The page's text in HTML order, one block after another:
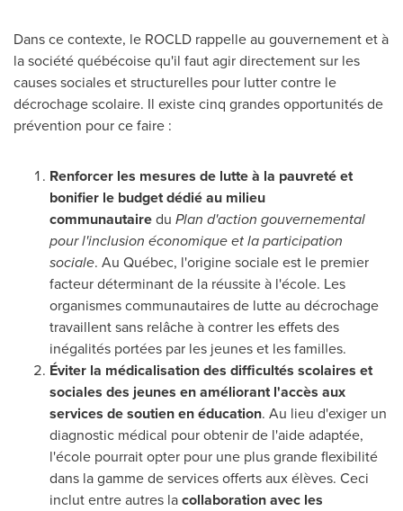
Dans ce contexte, le ROCLD rappelle au gouvernement et à
la société québécoise qu'il faut agir directement sur les
causes sociales et structurelles pour lutter contre le
décrochage scolaire. Il existe cinq grandes opportunités de
prévention pour ce faire :
Renforcer les mesures de lutte à la pauvreté et
bonifier le budget dédié au milieu
communautairedu Plan d'action gouvernemental
pour l'inclusion économique et la participation
sociale. Au Québec, l'origine sociale est le premier
facteur déterminant de la réussite à l'école. Les
organismes communautaires de lutte au décrochage
travaillent sans relâche à contrer les effets des
inégalités portées par les jeunes et les familles.
Éviter la médicalisation des difficultés scolaires et
sociales des jeunes en améliorant l'accès aux
services de soutien en éducation. Au lieu d'exiger un
diagnostic médical pour obtenir de l'aide adaptée,
l'école pourrait opter pour une plus grande flexibilité
dans la gamme de services offerts aux élèves. Ceci
inclut entre autres lacollaboration avec les